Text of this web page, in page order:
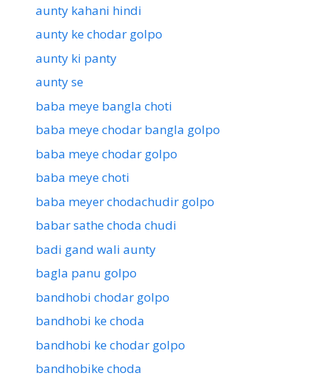
aunty kahani hindi
aunty ke chodar golpo
aunty ki panty
aunty se
baba meye bangla choti
baba meye chodar bangla golpo
baba meye chodar golpo
baba meye choti
baba meyer chodachudir golpo
babar sathe choda chudi
badi gand wali aunty
bagla panu golpo
bandhobi chodar golpo
bandhobi ke choda
bandhobi ke chodar golpo
bandhobike choda